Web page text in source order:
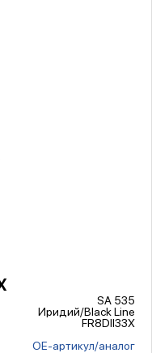
SA 535
Иридий/Black Line
FR8DII33X
ОЕ-артикул/аналог